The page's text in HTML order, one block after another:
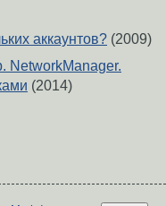
аккаунтов? (2009)
NetworkManager.
(2014)